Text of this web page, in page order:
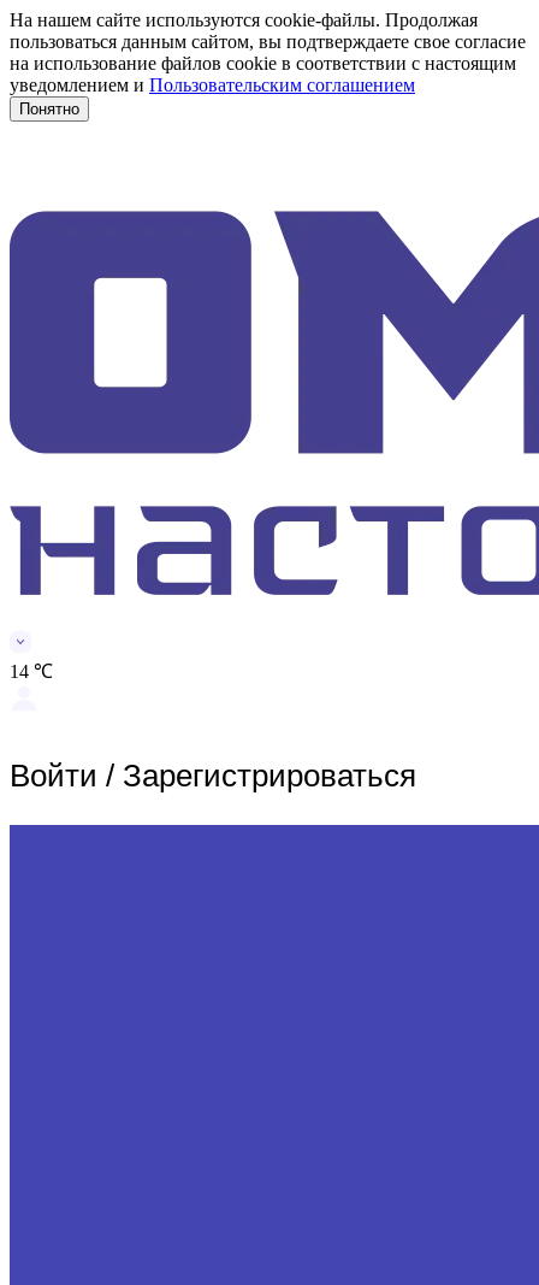
На нашем сайте используются cookie-файлы. Продолжая
пользоваться данным сайтом, вы подтверждаете свое согласие
на использование файлов cookie в соответствии с настоящим
уведомлением и Пользовательским соглашением
Понятно
14 ℃
Войти / Зарегистрироваться